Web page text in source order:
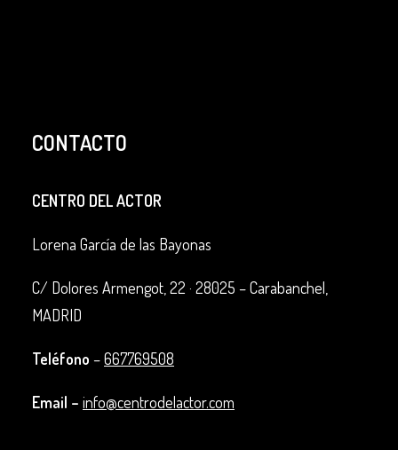
CONTACTO
CENTRO DEL ACTOR
Lorena García de las Bayonas
C/ Dolores Armengot, 22 · 28025 – Carabanchel,
MADRID
Teléfono –667769508
Email – info@centrodelactor.com